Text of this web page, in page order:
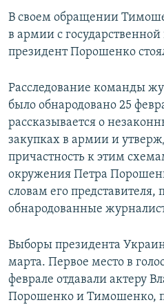
В своем обращении
в армии с
президент Порошенко
Расследование команды
было обнародовано 25
рассказывается о
закупках в армии и
причастность к этим
окружения Петра
словам его представителя,
обнародованные
Выборы президента
марта. Первое место в
феврале отдавали актеру
Порошенко и Тимошенко,